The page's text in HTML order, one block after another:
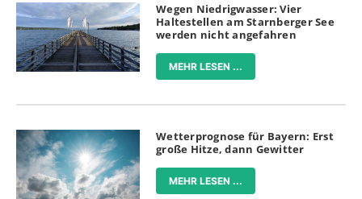
Wegen Niedrigwasser: Vier
Haltestellen am Starnberger See
werden nicht angefahren
MEHR LESEN ...
Wetterprognose für Bayern: Erst
große Hitze, dann Gewitter
MEHR LESEN ...